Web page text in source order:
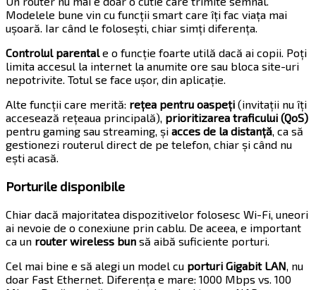
Modelele bune vin cu funcții smart care îți fac viața mai
ușoară. Iar când le folosești, chiar simți diferența.
Controlul parentale o funcție foarte utilă dacă ai copii. Poți
limita accesul la internet la anumite ore sau bloca site-uri
nepotrivite. Totul se face ușor, din aplicație.
Alte funcții care merită: rețea pentru oaspeți (invitații nu îți
accesează rețeaua principală), prioritizarea traficului (QoS)
pentru gaming sau streaming, și acces de la distanță, ca să
gestionezi routerul direct de pe telefon, chiar și când nu
ești acasă.
Porturile disponibile
Chiar dacă majoritatea dispozitivelor folosesc Wi-Fi, uneori
ai nevoie de o conexiune prin cablu. De aceea, e important
ca un router wireless bun să aibă suficiente porturi.
Cel mai bine e să alegi un model cu porturi Gigabit LAN , nu
doar Fast Ethernet. Diferența e mare: 1000 Mbps vs. 100